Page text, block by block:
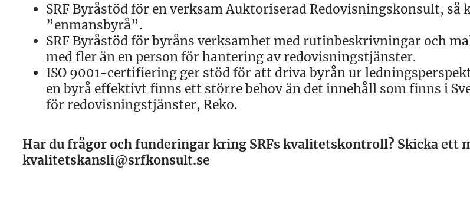
SRF Byråstöd för en verksam Auktoriserad Redovisningskonsult, så
”enmansbyrå”.
SRF Byråstöd för byråns verksamhet med rutinbeskrivningar och
med fler än en person för hantering av redovisningstjänster.
ISO 9001-certifiering ger stöd för att driva byrån ur
en byrå effektivt finns ett större behov än det innehåll som finns i
för redovisningstjänster, Reko.
Har du frågor och funderingar kring SRFs kvalitetskontroll? Skicka ett
kvalitetskansli@srfkonsult.se